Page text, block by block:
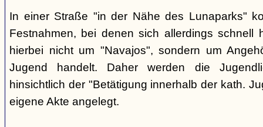
In einer Straße "in der Nähe des Lunaparks"
Festnahmen, bei denen sich allerdings schnell
hierbei nicht um "Navajos", sondern um
Jugend handelt. Daher werden die
hinsichtlich der "Betätigung innerhalb der kath.
eigene Akte angelegt.